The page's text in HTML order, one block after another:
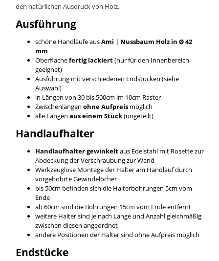
den natürlichen Ausdruck von Holz.
Ausführung
schöne Handläufe ausAmi | Nussbaum Holz in Ø 42
mm
Oberflächefertig lackiert(nur für den Innenbereich
geeignet)
Ausführung mit verschiedenen Endstücken (siehe
Auswahl)
in Längen von 30 bis 500cm im 10cm Raster
Zwischenlängen ohne Aufpreis möglich
alle Längen aus einem Stück(ungeteilt)
Handlaufhalter
Handlaufhalter gewinkeltaus Edelstahl mit Rosette zur
Abdeckung der Verschraubung zur Wand
Werkzeuglose Montage der Halter am Handlauf durch
vorgebohrte Gewindelöcher
bis 50cm befinden sich die Halterbohrungen 5cm vom
Ende
ab 60cm sind die Bohrungen 15cm vom Ende entfernt
weitere Halter sind je nach Länge und Anzahl gleichmäßig
zwischen diesen angeordnet
andere Positionen der Halter sind ohne Aufpreis möglich
Endstücke